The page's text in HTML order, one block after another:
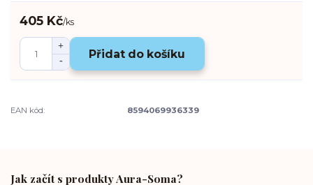
405 Kč/ks
Přidat do košíku
EAN kód: 8594069936339
Jak začít s produkty Aura-Soma?